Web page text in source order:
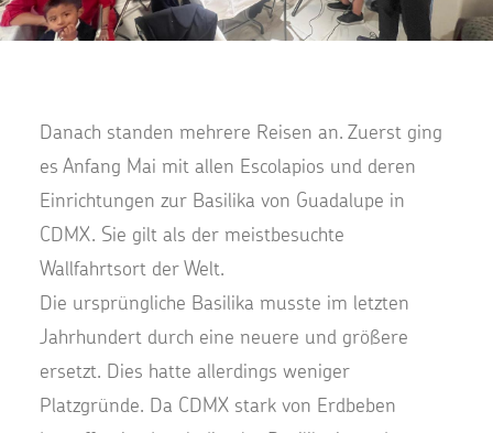
Danach standen mehrere Reisen an. Zuerst ging
es Anfang Mai mit allen Escolapios und deren
Einrichtungen zur Basilika von Guadalupe in
CDMX. Sie gilt als der meistbesuchte
Wallfahrtsort der Welt.
Die ursprüngliche Basilika musste im letzten
Jahrhundert durch eine neuere und größere
ersetzt. Dies hatte allerdings weniger
Platzgründe. Da CDMX stark von Erdbeben